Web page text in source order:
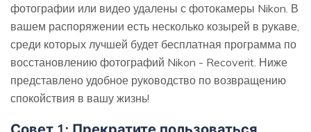
фотографии или видео удалены с фотокамеры Nikon. В
вашем распоряжении есть несколько козырей в рукаве,
среди которых лучшей будет бесплатная программа по
восстановлению фотографий Nikon - Recoverit. Ниже
представлено удобное руководство по возвращению
спокойствия в вашу жизнь!